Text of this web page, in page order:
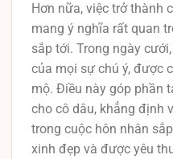
Hơn nữa, việc trở thành
mang ý nghĩa rất quan
sắp tới. Trong ngày
của mọi sự chú ý, được
mộ. Điều này góp phần
cho cô dâu, khẳng định
trong cuộc hôn nhân
xinh đẹp và được yêu